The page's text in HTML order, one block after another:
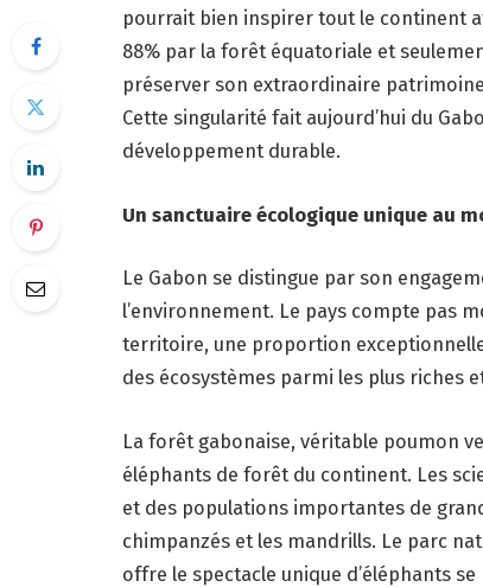
pourrait bien inspirer tout le continent
88% par la forêt équatoriale et
préserver son extraordinaire
Cette singularité fait aujourd’hui du
développement durable.
Un sanctuaire écologique unique au
Le Gabon se distingue par son
l’environnement. Le pays compte pas
territoire, une proportion
des écosystèmes parmi les plus riches
La forêt gabonaise, véritable poumon
éléphants de forêt du continent. Les
et des populations importantes de
chimpanzés et les mandrills. Le parc
offre le spectacle unique d’éléphants